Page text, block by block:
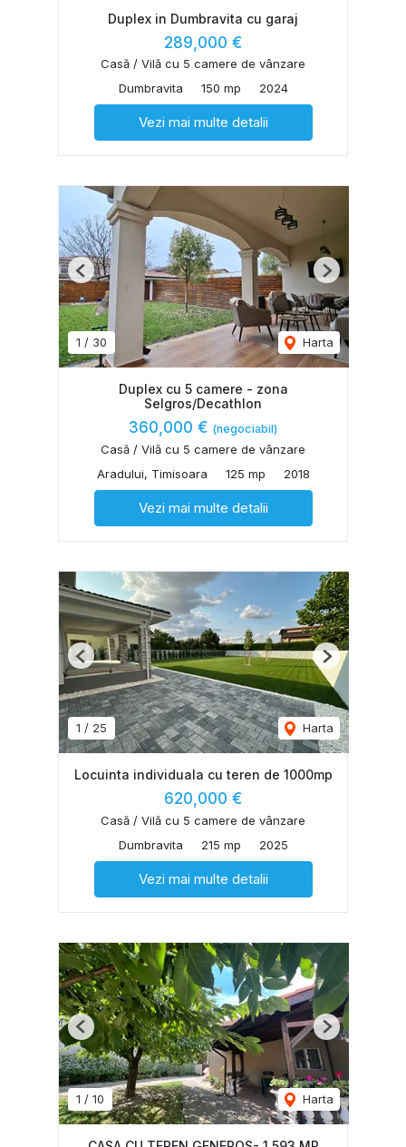
Duplex in Dumbravita cu garaj
289,000 €
Casă / Vilă cu 5 camere de vânzare
Dumbravita
150 mp 2024
Vezi mai multe detalii
1 / 30 Harta
Previous Next
Duplex cu 5 camere - zona
Selgros/Decathlon
360,000 € (negociabil)
Casă / Vilă cu 5 camere de vânzare
Aradului, Timisoara
125 mp 2018
Vezi mai multe detalii
1 / 25 Harta
Previous Next
Locuinta individuala cu teren de 1000mp
620,000 €
Casă / Vilă cu 5 camere de vânzare
Dumbravita
215 mp 2025
Vezi mai multe detalii
1 / 10 Harta
Previous Next